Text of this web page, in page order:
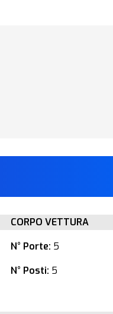
CORPO VETTURA
N° Porte: 5
N° Posti: 5